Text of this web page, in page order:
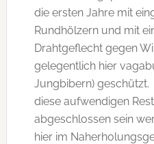
die ersten Jahre mit
Rundhölzern und mit
Drahtgeflecht gegen
gelegentlich hier
Jungbibern)
diese aufwendigen
abgeschlossen sein
hier im